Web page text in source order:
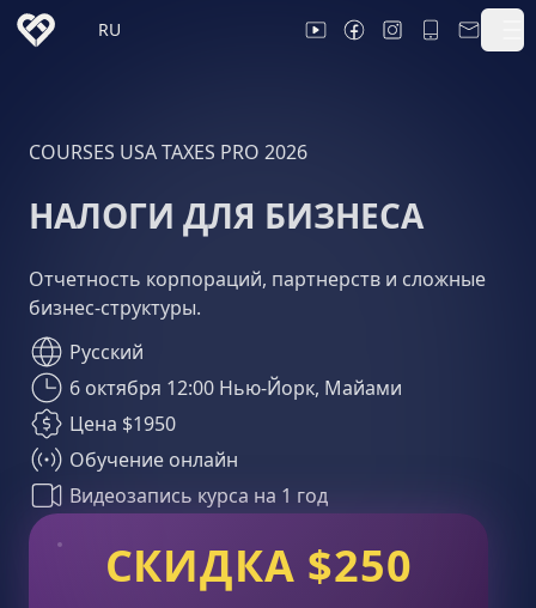
RU
COURSES USA TAXES PRO 2026
НАЛОГИ ДЛЯ БИЗНЕСА
Отчетность корпораций, партнерств и сложные
бизнес-структуры.
Русский
6 октября 12:00 Нью-Йорк, Майами
Цена $1950
Обучение онлайн
Видеозапись курса на 1 год
СКИДКА $250